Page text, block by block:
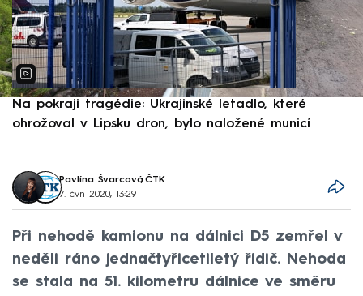
Na pokraji tragédie: Ukrajinské letadlo, které
ohrožoval v Lipsku dron, bylo naložené municí
Pavlína Švarcová, ČTK
7. čvn 2020, 13:29
Při nehodě kamionu na dálnici D5 zemřel v
neděli ráno jednačtyřicetiletý řidič. Nehoda
se stala na 51. kilometru dálnice ve směru